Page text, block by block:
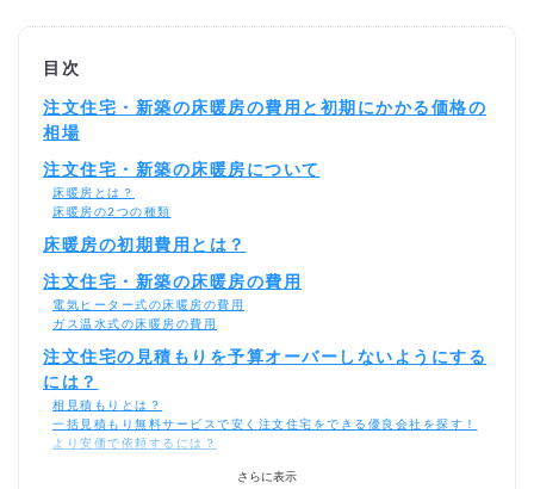
目次
注文住宅・新築の床暖房の費用と初期にかかる価格の
相場
注文住宅・新築の床暖房について
床暖房とは？
床暖房の2つの種類
床暖房の初期費用とは？
注文住宅・新築の床暖房の費用
電気ヒーター式の床暖房の費用
ガス温水式の床暖房の費用
注文住宅の見積もりを予算オーバーしないようにする
には？
相見積もりとは？
一括見積もり無料サービスで安く注文住宅をできる優良会社を探す！
より安価で依頼するには？
さらに表示